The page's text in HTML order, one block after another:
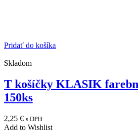
Pridať do košíka
Skladom
T košíčky KLASIK
150ks
2,25 € s DPH
Add to Wishlist